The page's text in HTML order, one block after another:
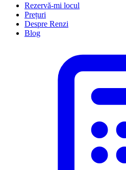
Rezervă-mi locul
Prețuri
Despre Renzi
Blog